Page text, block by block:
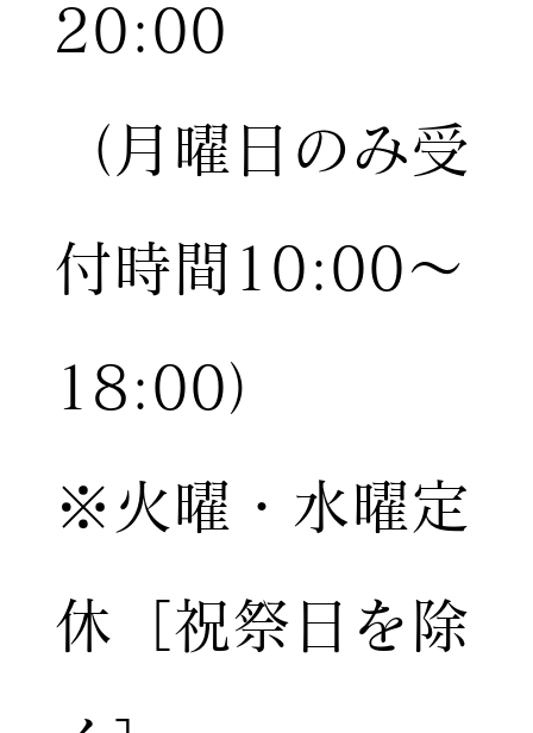
20:00
（月曜日のみ受
付時間10:00〜
18:00）
※火曜・水曜定
休［祝祭日を除